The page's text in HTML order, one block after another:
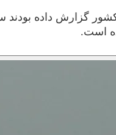
گزارش داده بودند
است.